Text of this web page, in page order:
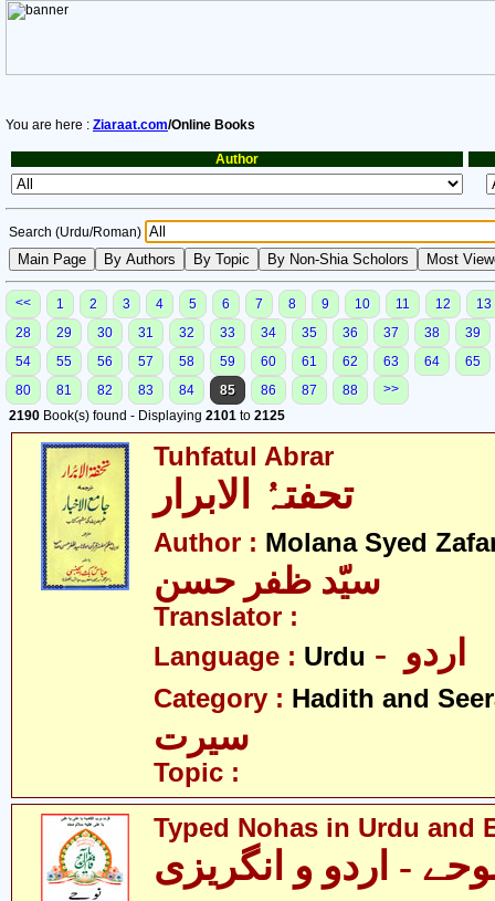
You are here : Ziaraat.com/Online Books
Author
Search (Urdu/Roman)
<< 1 2 3 4 5 6 7 8 9 10 11 12
13
28
29 30 31 32 33 34 35 36 37 38
39
54
55 56 57 58 59 60 61 62 63 64
65
80
81 82 83 84 85 86 87 88
>>
2190 Book(s) found - Displaying 2101 to 2125
Tuhfatul Abrar
تحفتہُ الابرار
Author : Molana Syed
سیّد ظفر حسن
Translator :
Language : Urdu
Category : Hadith and
سیرت
Topic :
Typed Nohas in Urdu and
- اردو و انگریزی